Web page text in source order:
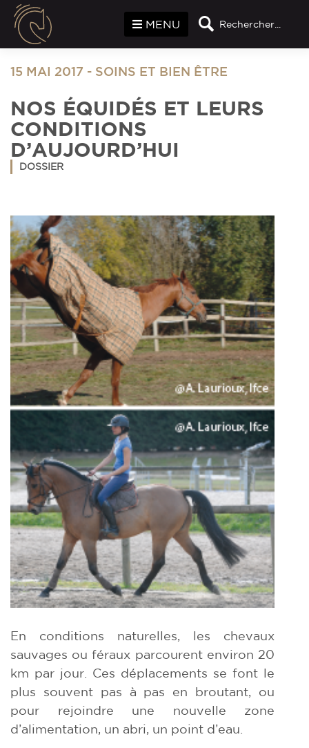
Rechercher...
MENU
15 MAI 2017 - SOINS ET BIEN ÊTRE
NOS ÉQUIDÉS ET LEURS
CONDITIONS
D’AUJOURD’HUI
DOSSIER
En conditions naturelles, les chevaux
sauvages ou féraux parcourent environ 20
km par jour. Ces déplacements se font le
plus souvent pas à pas en broutant, ou
pour rejoindre une nouvelle zone
d’alimentation, un abri, un point d’eau.
Panneau de gestion des cookies